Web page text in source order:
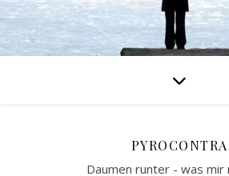
PYROCONTRA
Daumen runter - was mir